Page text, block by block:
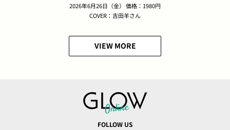
2026年6月26日（金） 価格：1980円
COVER：吉田羊さん
VIEW MORE
FOLLOW US